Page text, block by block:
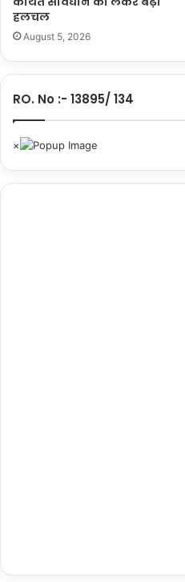
यह भी पढ़ें :
शेयर करें :-
त
की
हलचल
August 5, 2026
RO. No :- 13895/ 134